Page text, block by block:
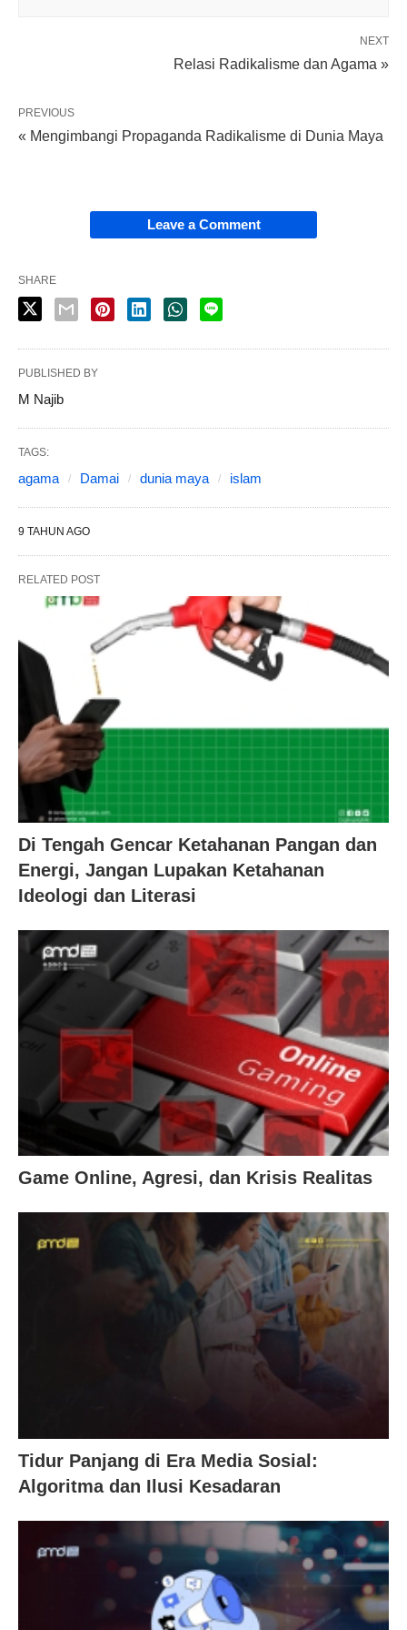
NEXT
Relasi Radikalisme dan Agama »
PREVIOUS
« Mengimbangi Propaganda Radikalisme di Dunia Maya
Leave a Comment
SHARE
PUBLISHED BY
M Najib
TAGS:
agama Damai dunia maya islam
9 TAHUN AGO
RELATED POST
Di Tengah Gencar Ketahanan Pangan dan
Energi, Jangan Lupakan Ketahanan
Ideologi dan Literasi
Game Online, Agresi, dan Krisis Realitas
Tidur Panjang di Era Media Sosial:
Algoritma dan Ilusi Kesadaran